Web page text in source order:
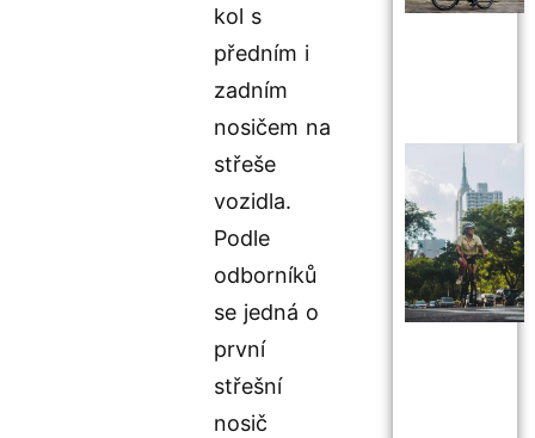
kol s
předním i
zadním
nosičem na
střeše
vozidla.
Podle
odborníků
se jedná o
první
střešní
nosič